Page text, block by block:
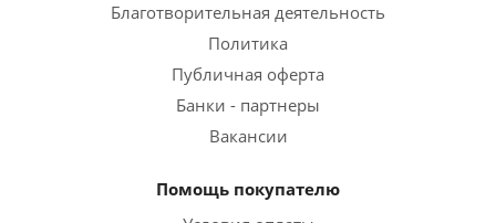
Благотворительная деятельность
Политика
Публичная оферта
Банки - партнеры
Вакансии
Помощь покупателю